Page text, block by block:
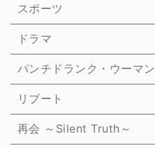
スポーツ
ドラマ
パンチドランク・ウーマン
リブート
再会 ～Silent Truth～